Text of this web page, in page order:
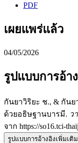
PDF
เผยแพร่แล้ว
04/05/2026
รูปแบบการอ้า
กันยาวิริยะ ช., & กันย
ด้วยอธิษฐานบารมี. ว
จาก https://so16.tci-
รูปแบบการอ้างอิงเพิ่มเติม